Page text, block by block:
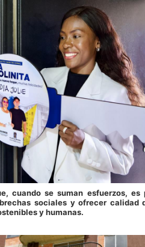
cuando se suman esfuerzos, es
sociales y ofrecer calidad
y humanas.